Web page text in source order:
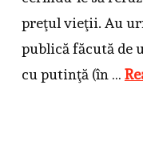
preţul vieţii. Au
publică făcută de
cu putinţă (în …